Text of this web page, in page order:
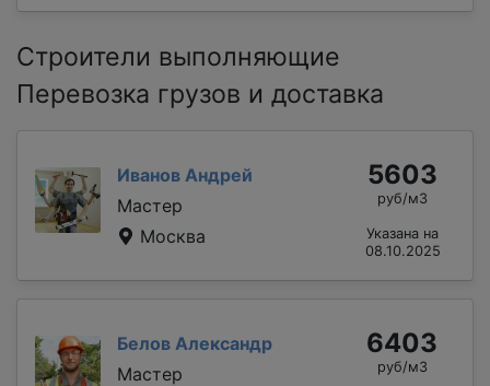
Строители выполняющие
Перевозка грузов и доставка
Иванов Андрей
Мастер
Москва
5603
руб/м3
Указана на
08.10.2025
Белов Александр
Мастер
6403
руб/м3